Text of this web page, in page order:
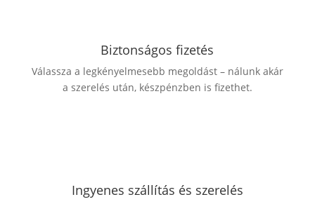
Biztonságos fizetés
Válassza a legkényelmesebb megoldást – nálunk akár
a szerelés után, készpénzben is fizethet.
Ingyenes szállítás és szerelés